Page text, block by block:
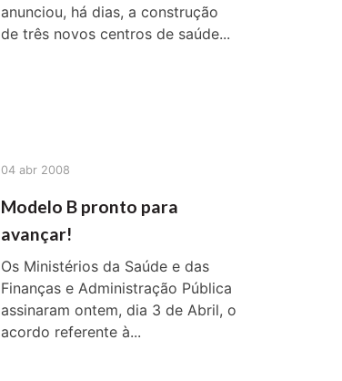
anunciou, há dias, a construção
de três novos centros de saúde...
04 abr 2008
Modelo B pronto para
avançar!
Os Ministérios da Saúde e das
Finanças e Administração Pública
assinaram ontem, dia 3 de Abril, o
acordo referente à...